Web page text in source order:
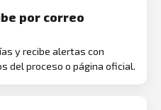
por correo
y recibe alertas con
del proceso o página oficial.